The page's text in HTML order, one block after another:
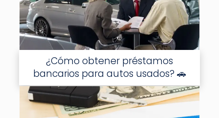
¿Cómo obtener préstamos
bancarios para autos usados? 🚗